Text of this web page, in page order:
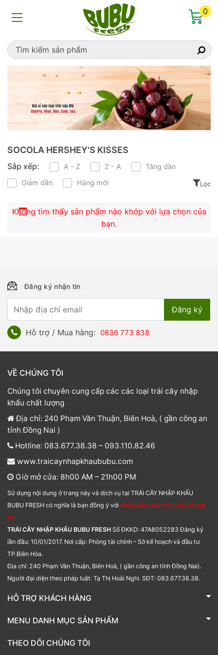
0
Home Socola Hershey's Kisses
SOCOLA HERSHEY'S KISSES
Sắp xếp: A - Z Z - A
Tăng dần
Giảm dần
Hàng mới Lọc
Không tìm thấy sản phẩm nào khớp với lựa chọn của
bạn.
Đăng ký nhận tin
Hỗ trợ / Mua hàng: 0836 773 838
VỀ CHÚNG TÔI
Chúng tôi chuyên cung cấp các các loại trái cây nhập
khẩu chất lượng
Địa chỉ: 240 Phạm Văn Thuận, Biên Hoà, ( gần công an
tỉnh Đồng Nai )
Hotline: 083.677.38.38 – 093.110.82.46
www.traicaynhapkhaububu.com
Giờ mở cửa: 8h00 AM – 21h00 PM
Sử dụng nội dung ở trang này và dịch vụ tại TRÁI CÂY NHẬP KHẨU
BUBU FRESH có nghĩa là bạn đồng ý với chính sách bảo mật của chúng
tôi
TRÁI CÂY NHẬP KHẨU BUBU FRESH Số ĐKKD: 47A8052283 Đăng ký
lần đầu: 10/01/2017. Nơi cấp: Phòng tài chính – Sở kế hoạch và đầu tư
TP.Biên Hòa.
Địa chỉ: 240 Phạm Văn Thuận, Biên Hoà, ( gần công an tỉnh Đồng Nai).
Người đại diện theo pháp luật: Tạ Thị Hoài Nghi. SĐT: 083.677.38.38.
HỖ TRỢ KHÁCH HÀNG
TRÁI CÂY NHẬP KHẨU BUBU FRESH
MENU DANH MỤC SẢN PHẨM
Bánh kẹo
THEO DÕI CHÚNG TÔI